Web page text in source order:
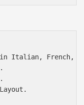
in Italian, French,